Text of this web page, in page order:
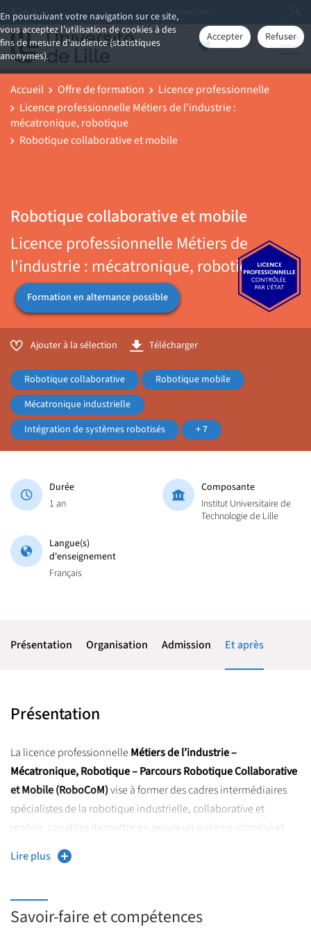
En poursuivant votre navigation sur ce site,
vous acceptez l'utilisation de cookies à des
fins de mesure d'audience (statistiques
anonymes).
Accepter Refuser
Aller à
Accueil Offre de formation
Licence professionnelle
Licence professionnelle Métiers de l'industrie :
mécatronique, robotique
Robotique collaborative et mobile
Robotique collaborative et mobile
Licence professionnelle Métiers de
l'industrie : mécatronique, robotique
Formation en alternance possible
Ajouter à la sélection Télécharger
Robotique collaborative
Robotique mobile
Mécatronique industrielle
Intégration de systèmes robotisés
+ 7
Durée
1 an
Composante
Institut Universitaire de
Technologie de Lille
Langue(s)
d'enseignement
Français
Présentation Organisation Admission Et après
Présentation
La licence professionnelleMétiers de l’industrie –
Mécatronique, Robotique – Parcours Robotique Collaborative
et Mobile (RoboCoM)vise à former des cadres intermédiaires
spécialistes de la robotique industrielle, collaborative et
mobile, capables de mettre en œuvre un système robotisé et
d’en assurer la maintenance.
La formation débouche à la fois sur un diplôme de licence
la métallurgie (CQPM) Chargé d’intégration en robotique
industrielle. Ce titre, reconnu par le monde professionnel,
Lire plus
Savoir-faire et compétences